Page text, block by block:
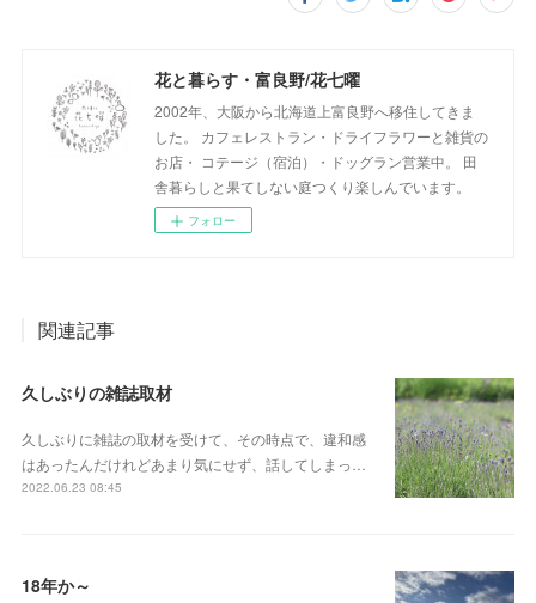
花と暮らす・富良野/花七曜
2002年、大阪から北海道上富良野へ移住してきま
した。 カフェレストラン・ドライフラワーと雑貨の
お店・ コテージ（宿泊）・ドッグラン営業中。 田
舎暮らしと果てしない庭つくり楽しんでいます。
フォロー
関連記事
久しぶりの雑誌取材
久しぶりに雑誌の取材を受けて、その時点で、違和感
はあったんだけれどあまり気にせず、話してしまっ…
2022.06.23 08:45
18年か～